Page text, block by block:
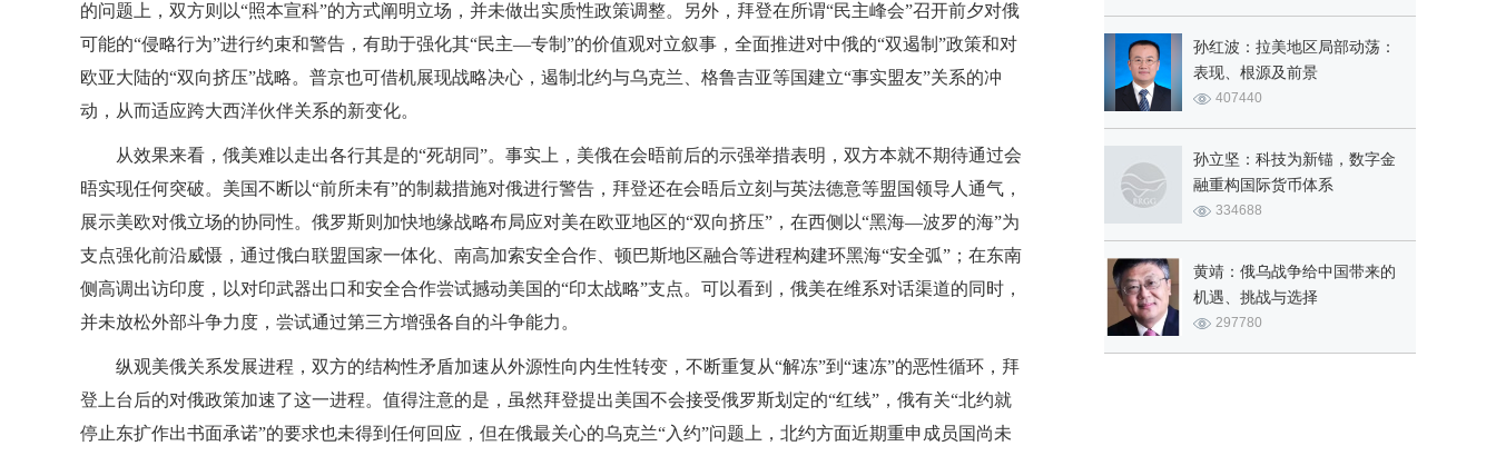
的问题上，双方则以“照本宣科”的方式阐明立场，并未做出实质性政策调整。另外，拜登在所谓“民主峰会”召开前夕对俄
可能的“侵略行为”进行约束和警告，有助于强化其“民主—专制”的价值观对立叙事，全面推进对中俄的“双遏制”政策和对
欧亚大陆的“双向挤压”战略。普京也可借机展现战略决心，遏制北约与乌克兰、格鲁吉亚等国建立“事实盟友”关系的冲
动，从而适应跨大西洋伙伴关系的新变化。
从效果来看，俄美难以走出各行其是的“死胡同”。事实上，美俄在会晤前后的示强举措表明，双方本就不期待通过会
晤实现任何突破。美国不断以“前所未有”的制裁措施对俄进行警告，拜登还在会晤后立刻与英法德意等盟国领导人通气，
展示美欧对俄立场的协同性。俄罗斯则加快地缘战略布局应对美在欧亚地区的“双向挤压”，在西侧以“黑海—波罗的海”为
支点强化前沿威慑，通过俄白联盟国家一体化、南高加索安全合作、顿巴斯地区融合等进程构建环黑海“安全弧”；在东南
侧高调出访印度，以对印武器出口和安全合作尝试撼动美国的“印太战略”支点。可以看到，俄美在维系对话渠道的同时，
并未放松外部斗争力度，尝试通过第三方增强各自的斗争能力。
纵观美俄关系发展进程，双方的结构性矛盾加速从外源性向内生性转变，不断重复从“解冻”到“速冻”的恶性循环，拜
登上台后的对俄政策加速了这一进程。值得注意的是，虽然拜登提出美国不会接受俄罗斯划定的“红线”，俄有关“北约就
停止东扩作出书面承诺”的要求也未得到任何回应，但在俄最关心的乌克兰“入约”问题上，北约方面近期重申成员国尚未
孙红波：拉美地区局部动荡：
表现、根源及前景
407440
孙立坚：科技为新锚，数字金
融重构国际货币体系
334688
黄靖：俄乌战争给中国带来的
机遇、挑战与选择
297780